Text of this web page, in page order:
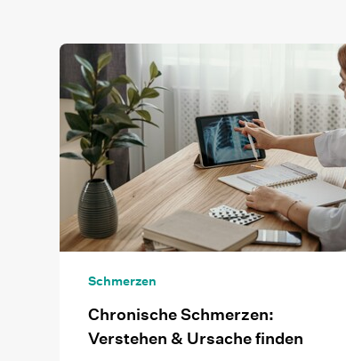
Schmerzen
Chronische Schmerzen:
Verstehen & Ursache finden